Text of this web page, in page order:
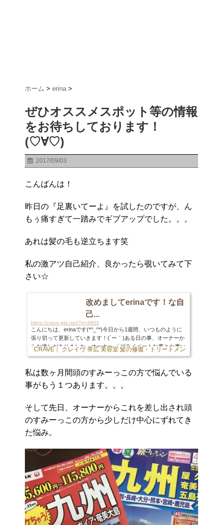
ホーム > erina >
ぜひオススメスポット等の情報
をお待ちしております！
(♡∀♡)
2017/09/03
こんばんは！
昨日の『足裏いてーよ』を試したのですが、ん
もぅ痛すぎて一踏みでギブアップでした。。。
あれは髪の毛も逆立ちます笑
私の激アツ自己紹介、良かったら覗いてみて下
さい☆
改めましてerinaです！な自
己...
https://crave-gts.net/?p=4863
こんにちは、erinaです(*^_^*)今日から1週間、いつものように
張り切って更新していきます！(´ー｀)ある日の事、オーナーか
らお達しがありました。オーナー 「プライベートな事とか書い
てるけど、初めてのお客様からしたら君達の事は知らない訳だ
言う事で！！！改めて自己紹介をさせて頂こうと思います(*^_^
すがB型ですm(_ _)m皆さん嫌わないで下さい(;_;)笑【趣味】ド
CRAVE｜ クレイヴ 帯広 美容室 髪の修復・トリートメント専門店
私は数ヶ月間頭のすみーっこの方で悩んでいる
事がもう１つあります。。。
そして先日、オーナーからこれを差し出され頭
のすみーっこの方から少しだけ中心にずれてき
た悩み。